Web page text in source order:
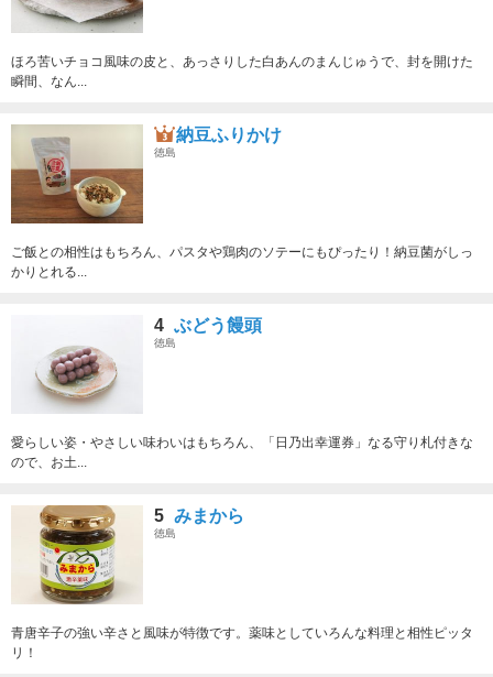
ほろ苦いチョコ風味の皮と、あっさりした白あんのまんじゅうで、封を開けた
瞬間、なん...
納豆ふりかけ
徳島
ご飯との相性はもちろん、パスタや鶏肉のソテーにもぴったり！納豆菌がしっ
かりとれる...
4 ぶどう饅頭
徳島
愛らしい姿・やさしい味わいはもちろん、「日乃出幸運券」なる守り札付きな
ので、お土...
5 みまから
徳島
青唐辛子の強い辛さと風味が特徴です。薬味としていろんな料理と相性ピッタ
リ！